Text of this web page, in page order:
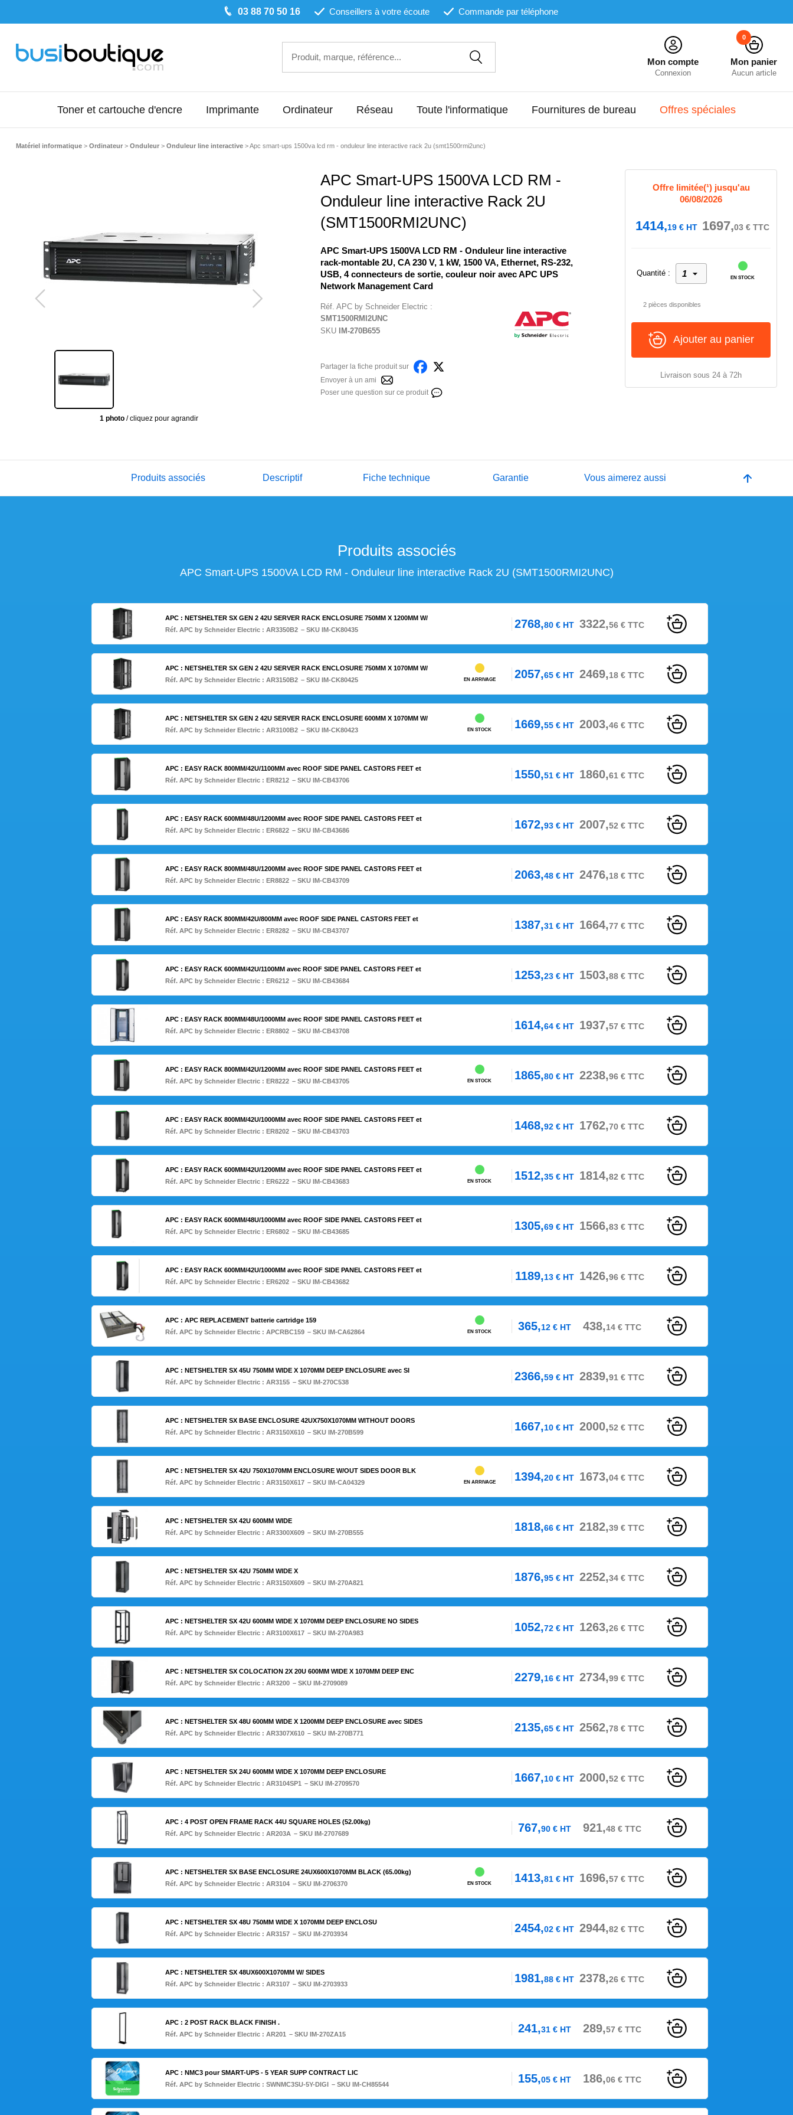
03 88 70 50 16 Conseillers à votre écoute Commande par téléphone
Mon compte
Connexion
Mon panier
Aucun article
0
Toner et cartouche d'encre Imprimante Ordinateur Réseau Toute l'informatique Fournitures de bureau Offres spéciales
Matériel informatique > Ordinateur > Onduleur > Onduleur line interactive>Apc smart-ups 1500va lcd rm - onduleur line interactive rack 2u (smt1500rmi2unc)
1 photo / cliquez pour agrandir
APC Smart-UPS 1500VA LCD RM -
Onduleur line interactive Rack 2U
(SMT1500RMI2UNC)
APC Smart-UPS 1500VA LCD RM - Onduleur line interactive
rack-montable 2U, CA 230 V, 1 kW, 1500 VA, Ethernet, RS-232,
USB, 4 connecteurs de sortie, couleur noir avec APC UPS
Network Management Card
Réf. APC by Schneider Electric :
SMT1500RMI2UNC
SKU
IM-270B655
Partager la fiche produit sur
Envoyer à un ami
Poser une question sur ce produit
Offre limitée(¹) jusqu'au
06/08/2026
1414,19€HT 1697,03 € TTC
Quantité :
EN STOCK
2 pièces disponibles
Ajouter au panier
Livraison sous 24 à 72h
Produits associés Descriptif Fiche technique Garantie Vous aimerez aussi
Produits associés
APC Smart-UPS 1500VA LCD RM - Onduleur line interactive Rack 2U (SMT1500RMI2UNC)
APC : NETSHELTER SX GEN 2 42U SERVER RACK ENCLOSURE 750MM X 1200MM W/
Réf. APC by Schneider Electric : AR3350B2 – SKU IM-CK80435 2768,80 € HT 3322,56 € TTC
APC : NETSHELTER SX GEN 2 42U SERVER RACK ENCLOSURE 750MM X 1070MM W/
Réf. APC by Schneider Electric : AR3150B2 – SKU IM-CK80425 EN ARRIVAGE 2057,65 € HT 2469,18 € TTC
APC : NETSHELTER SX GEN 2 42U SERVER RACK ENCLOSURE 600MM X 1070MM W/
Réf. APC by Schneider Electric : AR3100B2 – SKU IM-CK80423 EN STOCK 1669,55 € HT 2003,46 € TTC
APC : EASY RACK 800MM/42U/1100MM avec ROOF SIDE PANEL CASTORS FEET et
Réf. APC by Schneider Electric : ER8212 – SKU IM-CB43706 1550,51 € HT 1860,61 € TTC
APC : EASY RACK 600MM/48U/1200MM avec ROOF SIDE PANEL CASTORS FEET et
Réf. APC by Schneider Electric : ER6822 – SKU IM-CB43686 1672,93 € HT 2007,52 € TTC
APC : EASY RACK 800MM/48U/1200MM avec ROOF SIDE PANEL CASTORS FEET et
Réf. APC by Schneider Electric : ER8822 – SKU IM-CB43709 2063,48 € HT 2476,18 € TTC
APC : EASY RACK 800MM/42U/800MM avec ROOF SIDE PANEL CASTORS FEET et
Réf. APC by Schneider Electric : ER8282 – SKU IM-CB43707 1387,31 € HT 1664,77 € TTC
APC : EASY RACK 600MM/42U/1100MM avec ROOF SIDE PANEL CASTORS FEET et
Réf. APC by Schneider Electric : ER6212 – SKU IM-CB43684 1253,23 € HT 1503,88 € TTC
APC : EASY RACK 800MM/48U/1000MM avec ROOF SIDE PANEL CASTORS FEET et
Réf. APC by Schneider Electric : ER8802 – SKU IM-CB43708 1614,64 € HT 1937,57 € TTC
APC : EASY RACK 800MM/42U/1200MM avec ROOF SIDE PANEL CASTORS FEET et
Réf. APC by Schneider Electric : ER8222 – SKU IM-CB43705 EN STOCK 1865,80 € HT 2238,96 € TTC
APC : EASY RACK 800MM/42U/1000MM avec ROOF SIDE PANEL CASTORS FEET et
Réf. APC by Schneider Electric : ER8202 – SKU IM-CB43703 1468,92 € HT 1762,70 € TTC
APC : EASY RACK 600MM/42U/1200MM avec ROOF SIDE PANEL CASTORS FEET et
Réf. APC by Schneider Electric : ER6222 – SKU IM-CB43683 EN STOCK 1512,35 € HT 1814,82 € TTC
APC : EASY RACK 600MM/48U/1000MM avec ROOF SIDE PANEL CASTORS FEET et
Réf. APC by Schneider Electric : ER6802 – SKU IM-CB43685 1305,69 € HT 1566,83 € TTC
APC : EASY RACK 600MM/42U/1000MM avec ROOF SIDE PANEL CASTORS FEET et
Réf. APC by Schneider Electric : ER6202 – SKU IM-CB43682 1189,13€HT 1426,96€TTC
APC : APC REPLACEMENT batterie cartridge 159
Réf. APC by Schneider Electric : APCRBC159 – SKU IM-CA62864 EN STOCK 365,12€HT 438,14€TTC
APC : NETSHELTER SX 45U 750MM WIDE X 1070MM DEEP ENCLOSURE avec SI
Réf. APC by Schneider Electric : AR3155 – SKU IM-270C538 2366,59 € HT 2839,91 € TTC
APC : NETSHELTER SX BASE ENCLOSURE 42UX750X1070MM WITHOUT DOORS
Réf. APC by Schneider Electric : AR3150X610 – SKU IM-270B599 1667,10 € HT 2000,52 € TTC
APC : NETSHELTER SX 42U 750X1070MM ENCLOSURE W/OUT SIDES DOOR BLK
Réf. APC by Schneider Electric : AR3150X617 – SKU IM-CA04329 EN ARRIVAGE 1394,20 € HT 1673,04 € TTC
APC : NETSHELTER SX 42U 600MM WIDE
Réf. APC by Schneider Electric : AR3300X609 – SKU IM-270B555 1818,66 € HT 2182,39 € TTC
APC : NETSHELTER SX 42U 750MM WIDE X
Réf. APC by Schneider Electric : AR3150X609 – SKU IM-270A821 1876,95 € HT 2252,34 € TTC
APC : NETSHELTER SX 42U 600MM WIDE X 1070MM DEEP ENCLOSURE NO SIDES
Réf. APC by Schneider Electric : AR3100X617 – SKU IM-270A983 1052,72 € HT 1263,26 € TTC
APC : NETSHELTER SX COLOCATION 2X 20U 600MM WIDE X 1070MM DEEP ENC
Réf. APC by Schneider Electric : AR3200 – SKU IM-2709089 2279,16 € HT 2734,99 € TTC
APC : NETSHELTER SX 48U 600MM WIDE X 1200MM DEEP ENCLOSURE avec SIDES
Réf. APC by Schneider Electric : AR3307X610 – SKU IM-270B771 2135,65 € HT 2562,78 € TTC
APC : NETSHELTER SX 24U 600MM WIDE X 1070MM DEEP ENCLOSURE
Réf. APC by Schneider Electric : AR3104SP1 – SKU IM-2709570 1667,10 € HT 2000,52 € TTC
APC : 4 POST OPEN FRAME RACK 44U SQUARE HOLES (52.00kg)
Réf. APC by Schneider Electric : AR203A – SKU IM-2707689 767,90€HT 921,48€TTC
APC : NETSHELTER SX BASE ENCLOSURE 24UX600X1070MM BLACK (65.00kg)
Réf. APC by Schneider Electric : AR3104 – SKU IM-2706370 EN STOCK 1413,81 € HT 1696,57 € TTC
APC : NETSHELTER SX 48U 750MM WIDE X 1070MM DEEP ENCLOSU
Réf. APC by Schneider Electric : AR3157 – SKU IM-2703934 2454,02 € HT 2944,82 € TTC
APC : NETSHELTER SX 48UX600X1070MM W/ SIDES
Réf. APC by Schneider Electric : AR3107 – SKU IM-2703933 1981,88 € HT 2378,26 € TTC
APC : 2 POST RACK BLACK FINISH .
Réf. APC by Schneider Electric : AR201 – SKU IM-270ZA15 241,31€HT 289,57 €TTC
APC : NMC3 pour SMART-UPS - 5 YEAR SUPP CONTRACT LIC
Réf. APC by Schneider Electric : SWNMC3SU-5Y-DIGI – SKU IM-CH85544 155,05€HT 186,06€TTC